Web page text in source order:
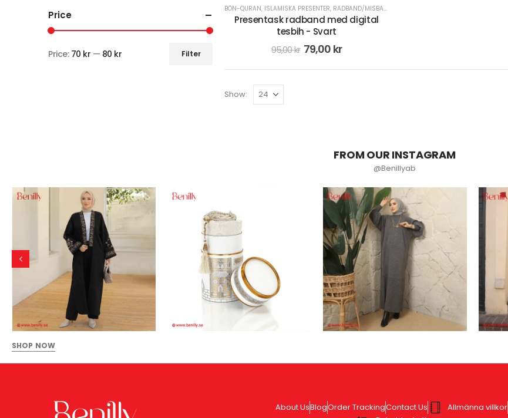
BÖN-QURAN, ISLAMISKA PRESENTER, RADBAND/MISBAHA
Presentask radband med digital
tesbih - Svart
95,00kr 79,00 kr
Show:
Price
Filter
Price: 70 kr — 80 kr
FROM OUR INSTAGRAM
@Benillyab
SHOP NOW
About UsBlogOrder TrackingContact Us
Allmänna villkor